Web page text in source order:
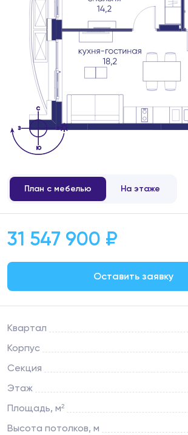
План с мебелью На этаже
Квартал
Корпус
Секция
Этаж
Площадь, м²
Высота потолков, м
31 547 900 ₽
Оставить заявку